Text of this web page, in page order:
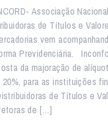
Associação
de Títulos e
vem
Previdenciária.
da majoração de
20%, para as instituições
de Títulos e
de […]